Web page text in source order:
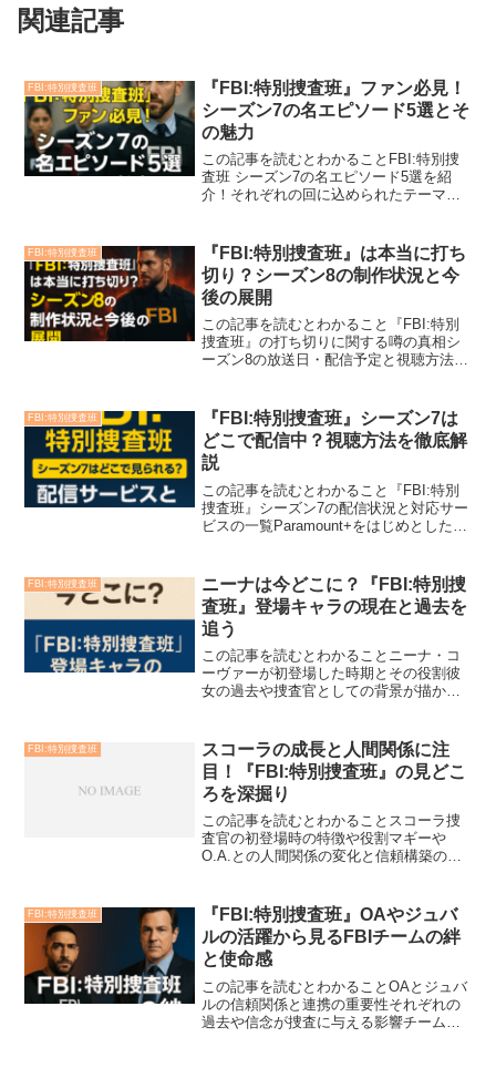
関連記事
FBI:特別捜査班
『FBI:特別捜査班』ファン必見！
シーズン7の名エピソード5選とそ
の魅力
この記事を読むとわかることFBI:特別捜
査班 シーズン7の名エピソード5選を紹
介！それぞれの回に込められたテーマや
別捜査班」（FBI）のシーズン7が
2024‑25...
FBI:特別捜査班
『FBI:特別捜査班』は本当に打ち
切り？シーズン8の制作状況と今
後の展開
この記事を読むとわかること『FBI:特別
捜査班』の打ち切りに関する噂の真相シ
ーズン8の放送日・配信予定と視聴方法シ
の展開予想シリーズ全体の今後の方向性
とCBSの放送戦...
FBI:特別捜査班
『FBI:特別捜査班』シーズン7は
どこで配信中？視聴方法を徹底解
説
この記事を読むとわかること『FBI:特別
捜査班』シーズン7の配信状況と対応サー
ビスの一覧Paramount+をはじめとした視
の注意点広告の有無やコスト面から見た
各サー...
FBI:特別捜査班
ニーナは今どこに？『FBI:特別捜
査班』登場キャラの現在と過去を
追う
この記事を読むとわかることニーナ・コ
ーヴァーが初登場した時期とその役割彼
女の過去や捜査官としての背景が描かれ
再登場の可能性共演者や制作陣が語るニ
ーナの意義と存在感アニメ...
FBI:特別捜査班
スコーラの成長と人間関係に注
目！『FBI:特別捜査班』の見どこ
ろを深掘り
この記事を読むとわかることスコーラ捜
査官の初登場時の特徴や役割マギーや
O.A.との人間関係の変化と信頼構築の過
人教育への関わりスコーラというキャラ
クターの魅力とFBIチ...
FBI:特別捜査班
『FBI:特別捜査班』OAやジュバ
ルの活躍から見るFBIチームの絆
と使命感
この記事を読むとわかることOAとジュバ
ルの信頼関係と連携の重要性それぞれの
過去や信念が捜査に与える影響チーム全